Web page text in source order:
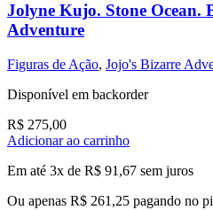
Jolyne Kujo. Stone Ocean.
Adventure
Figuras de Ação, Jojo's Bizarre
Disponível em backorder
R$ 275,00
Adicionar ao carrinho
Em até 3x de R$ 91,67 sem juros
Ou apenas R$ 261,25 pagando no